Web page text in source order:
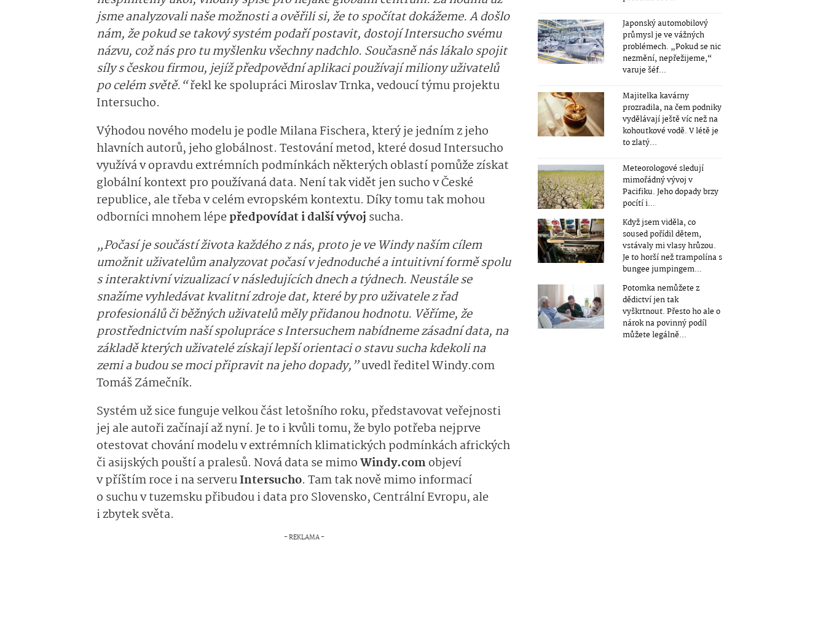
jsme analyzovali naše možnosti a ověřili si, že to spočítat dokážeme. A došlo
nám, že pokud se takový systém podaří postavit, dostojí Intersucho svému
názvu, což nás pro tu myšlenku všechny nadchlo. Současně nás lákalo spojit
síly s českou firmou, jejíž předpovědní aplikaci používají miliony uživatelů
po celém světě.“řekl ke spolupráci Miroslav Trnka, vedoucí týmu projektu
Intersucho.
Výhodou nového modelu je podle Milana Fischera, který je jedním z jeho
hlavních autorů, jeho globálnost. Testování metod, které dosud Intersucho
využívá v opravdu extrémních podmínkách některých oblastí pomůže získat
globální kontext pro používaná data. Není tak vidět jen sucho v České
republice, ale třeba v celém evropském kontextu. Díky tomu tak mohou
odborníci mnohem lépepředpovídat i další vývoj sucha.
„Počasí je součástí života každého z nás, proto je ve Windy naším cílem
umožnit uživatelům analyzovat počasí v jednoduché a intuitivní formě spolu
s interaktivní vizualizací v následujících dnech a týdnech. Neustále se
snažíme vyhledávat kvalitní zdroje dat, které by pro uživatele z řad
profesionálů či běžných uživatelů měly přidanou hodnotu. Věříme, že
prostřednictvím naší spolupráce s Intersuchem nabídneme zásadní data, na
základě kterých uživatelé získají lepší orientaci o stavu sucha kdekoli na
zemi a budou se moci připravit na jeho dopady,”uvedl ředitel Windy.com
Tomáš Zámečník.
Systém už sice funguje velkou část letošního roku, představovat veřejnosti
jej ale autoři začínají až nyní. Je to i kvůli tomu, že bylo potřeba nejprve
otestovat chování modelu v extrémních klimatických podmínkách afrických
či asijských pouští a pralesů. Nová data se mimoWindy.comobjeví
v příštím roce i na serveruIntersucho. Tam tak nově mimo informací
o suchu v tuzemsku přibudou i data pro Slovensko, Centrální Evropu, ale
i zbytek světa.
Japonský automobilový
průmysl je ve vážných
problémech. „Pokud se nic
nezmění, nepřežijeme,“
varuje šéf...
Majitelka kavárny
prozradila, na čem podniky
vydělávají ještě víc než na
kohoutkové vodě. V létě je
to zlatý...
Meteorologové sledují
mimořádný vývoj v
Pacifiku. Jeho dopady brzy
pocítí i...
Když jsem viděla, co
soused pořídil dětem,
vstávaly mi vlasy hrůzou.
Je to horší než trampolína s
bungee jumpingem...
Potomka nemůžete z
dědictví jen tak
vyškrtnout. Přesto ho ale o
nárok na povinný podíl
můžete legálně...